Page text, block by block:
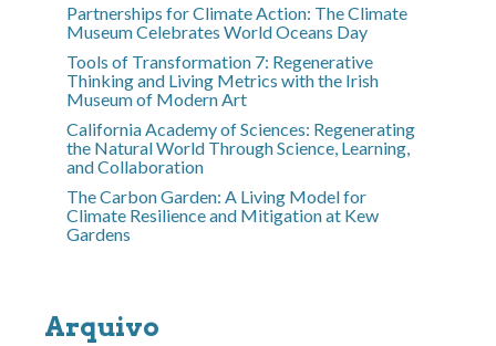
Partnerships for Climate Action: The Climate
Museum Celebrates World Oceans Day
Tools of Transformation 7: Regenerative
Thinking and Living Metrics with the Irish
Museum of Modern Art
California Academy of Sciences: Regenerating
the Natural World Through Science, Learning,
and Collaboration
The Carbon Garden: A Living Model for
Climate Resilience and Mitigation at Kew
Gardens
Arquivo